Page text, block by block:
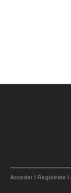
Acceder Registrate